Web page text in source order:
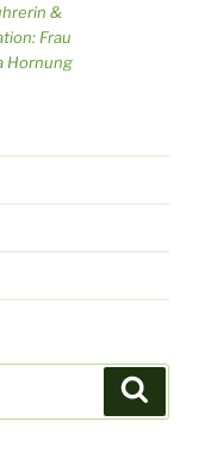
&
Frau
Hornung